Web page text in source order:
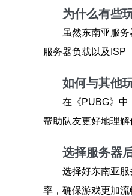
为什么有些
虽然东南亚服
服务器负载以及ISP
如何与其他
在《PUBG》中
帮助队友更好地理
选择服务器
选择好东南亚
率，确保游戏更加